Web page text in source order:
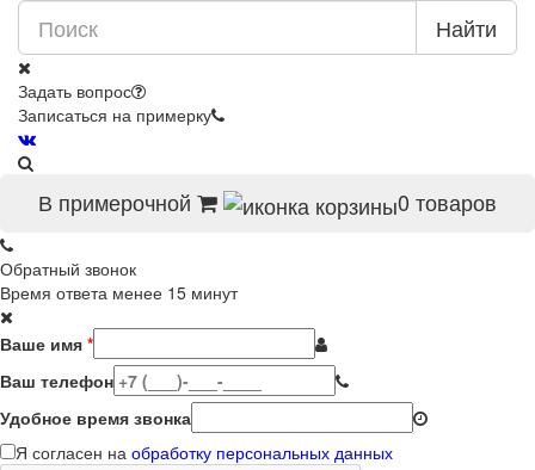
Найти
Задать вопрос
Записаться на примерку
В примерочной 0 товаров
Обратный звонок
Время ответа менее 15 минут
Ваше имя *
Ваш телефон
Удобное время звонка
Я согласен на обработку персональных данных